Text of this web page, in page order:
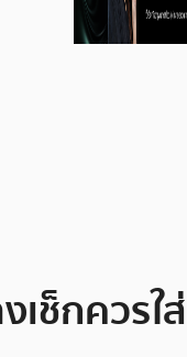
เช็กคว